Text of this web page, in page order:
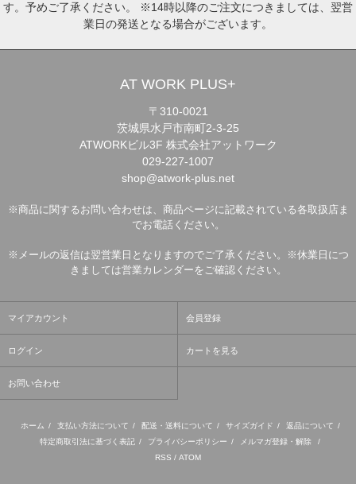
す。予めご了承ください。 ※14時以降のご注文につきましては、翌営
業日の発送となる場合がございます。
AT WORK PLUS+
〒310-0021
茨城県水戸市南町2-3-25
ATWORKビル3F 株式会社アットワーク
029-227-1007
shop@atwork-plus.net
※商品に関するお問い合わせは、商品ページに記載されている各取扱店ま
でお電話ください。
※メールの返信は翌営業日となりますのでご了承ください。※休業日につ
きましては営業カレンダーをご確認ください。
マイアカウント 会員登録
ログイン カートを見る
お問い合わせ
ホーム / 支払い方法について / 配送・送料について / サイズガイド / 返品について /
特定商取引法に基づく表記 / プライバシーポリシー / メルマガ登録・解除
/
RSS / ATOM